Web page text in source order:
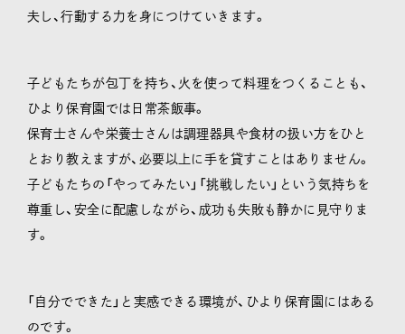
夫し、行動する力を身につけていきます。
子どもたちが包丁を持ち、火を使って料理をつくることも、
ひより保育園では日常茶飯事。
保育士さんや栄養士さんは調理器具や食材の扱い方をひと
とおり教えますが、必要以上に手を貸すことはありません。
子どもたちの「やってみたい」「挑戦したい」という気持ちを
尊重し、安全に配慮しながら、成功も失敗も静かに見守りま
す。
「自分でできた」と実感できる環境が、ひより保育園にはある
のです。